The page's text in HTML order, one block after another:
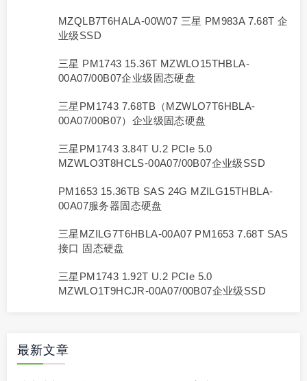
MZQLB7T6HALA-00W07 三星 PM983A 7.68T 企
业级SSD
三星 PM1743 15.36T MZWLO15THBLA-
00A07/00B07企业级固态硬盘
三星PM1743 7.68TB（MZWLO7T6HBLA-
00A07/00B07）企业级固态硬盘
三星PM1743 3.84T U.2 PCIe 5.0
MZWLO3T8HCLS-00A07/00B07企业级SSD
PM1653 15.36TB SAS 24G MZILG15THBLA-
00A07服务器固态硬盘
三星MZILG7T6HBLA-00A07 PM1653 7.68T SAS
接口 固态硬盘
三星PM1743 1.92T U.2 PCIe 5.0
MZWLO1T9HCJR-00A07/00B07企业级SSD
最新文章